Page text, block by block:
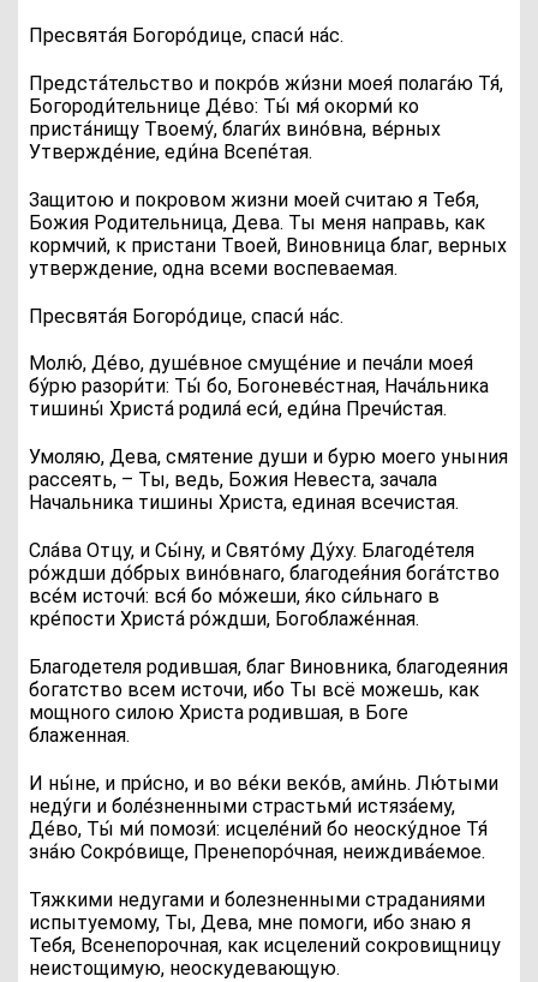
Пресвята́я Богоро́дице, спаси́ на́с.
Предста́тельство и покро́в жи́зни моея́ полага́ю Тя́,
Богороди́тельнице Де́во: Ты́ мя́ окорми́ ко
приста́нищу Твоему́, благи́х вино́вна, ве́рных
Утвержде́ние, еди́на Всепе́тая.
Защитою и покровом жизни моей считаю я Тебя,
Божия Родительница, Дева. Ты меня направь, как
кормчий, к пристани Твоей, Виновница благ, верных
утверждение, одна всеми воспеваемая.
Пресвята́я Богоро́дице, спаси́ на́с.
Молю́, Де́во, душе́вное смуще́ние и печа́ли моея́
бу́рю разори́ти: Ты́ бо, Богоневе́стная, Нача́льника
тишины́ Христа́ родила́ еси́, еди́на Пречи́стая.
Умоляю, Дева, смятение души и бурю моего уныния
рассеять, – Ты, ведь, Божия Невеста, зачала
Начальника тишины Христа, единая всечистая.
Сла́ва Отцу, и Сы́ну, и Свято́му Ду́ху. Благоде́теля
ро́ждши до́брых вино́внаго, благодея́ния бога́тство
все́м источи́: вся́ бо мо́жеши, я́ко си́льнаго в
кре́пости Христа́ ро́ждши, Богоблаже́нная.
Благодетеля родившая, благ Виновника, благодеяния
богатство всем источи, ибо Ты всё можешь, как
мощного силою Христа родившая, в Боге
блаженная.
И ны́не, и при́сно, и во ве́ки веко́в, ами́нь. Лю́тыми
неду́ги и боле́зненными страстьми́ истяза́ему,
Де́во, Ты́ ми́ помози́: исцеле́ний бо неоску́дное Тя́
зна́ю Сокро́вище, Пренепоро́чная, неиждива́емое.
Тяжкими недугами и болезненными страданиями
испытуемому, Ты, Дева, мне помоги, ибо знаю я
Тебя, Всенепорочная, как исцелений сокровищницу
неистощимую, неоскудевающую.